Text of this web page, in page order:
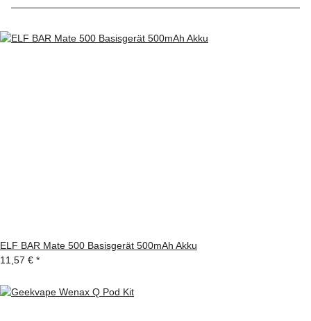
ELF BAR Mate 500 Basisgerät 500mAh Akku
11,57 € *